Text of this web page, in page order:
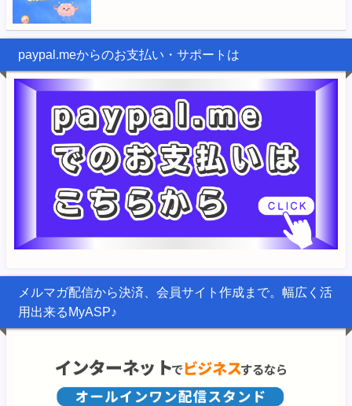
paypal.meからのお支払い・サポートは
メルマガ配信から決済、会員サイト作成まで。幅広く活
用出来るMyASP♪